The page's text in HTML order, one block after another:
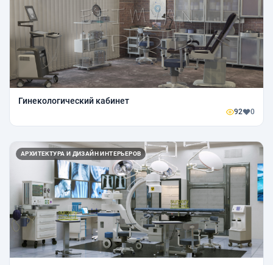
Гинекологический кабинет
92 0
АРХИТЕКТУРА И ДИЗАЙН ИНТЕРЬЕРОВ